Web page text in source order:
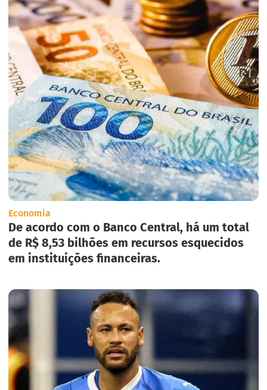
Economia
De acordo com o Banco Central, há um total
de R$ 8,53 bilhões em recursos esquecidos
em instituições financeiras.